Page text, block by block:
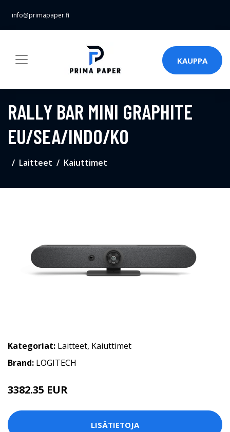
info@primapaper.fi
KAUPPA
RALLY BAR MINI GRAPHITE
EU/SEA/INDO/KO
Laitteet Kaiuttimet
Kategoriat: Laitteet, Kaiuttimet
Brand: LOGITECH
3382.35 EUR
LISÄTIETOJA